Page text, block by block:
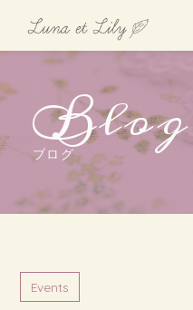
Blog
ブログ
Events